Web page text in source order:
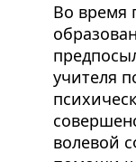
Во время
учителя
волевой